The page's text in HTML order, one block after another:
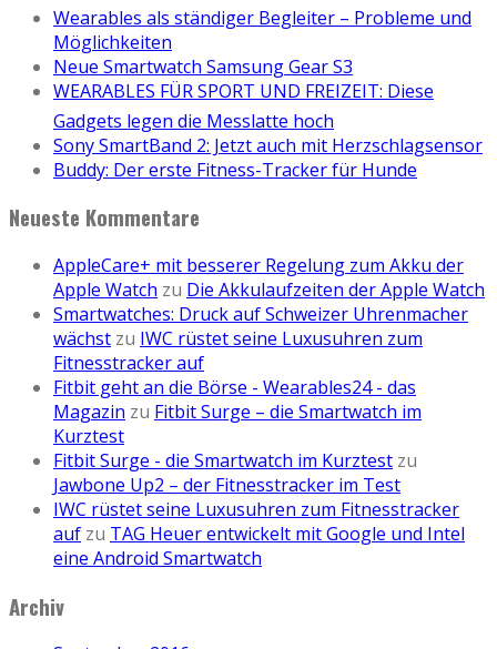
Wearables als ständiger Begleiter – Probleme und
Möglichkeiten
Neue Smartwatch Samsung Gear S3
WEARABLES FÜR SPORT UND FREIZEIT: Diese
Gadgets legen die Messlatte hoch
Sony SmartBand 2: Jetzt auch mit Herzschlagsensor
Buddy: Der erste Fitness-Tracker für Hunde
Neueste Kommentare
AppleCare+ mit besserer Regelung zum Akku der
Apple Watch zu Die Akkulaufzeiten der Apple Watch
Smartwatches: Druck auf Schweizer Uhrenmacher
wächst zu IWC rüstet seine Luxusuhren zum
Fitnesstracker auf
Fitbit geht an die Börse - Wearables24 - das
Magazin zu Fitbit Surge – die Smartwatch im
Kurztest
Fitbit Surge - die Smartwatch im Kurztest zu
Jawbone Up2 – der Fitnesstracker im Test
IWC rüstet seine Luxusuhren zum Fitnesstracker
auf zu TAG Heuer entwickelt mit Google und Intel
eine Android Smartwatch
Archiv